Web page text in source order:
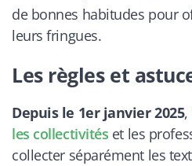
de bonnes habitudes pour
leurs fringues.
Les règles et
Depuis le 1er janvier 2025,
les collectivités et les
collecter séparément les